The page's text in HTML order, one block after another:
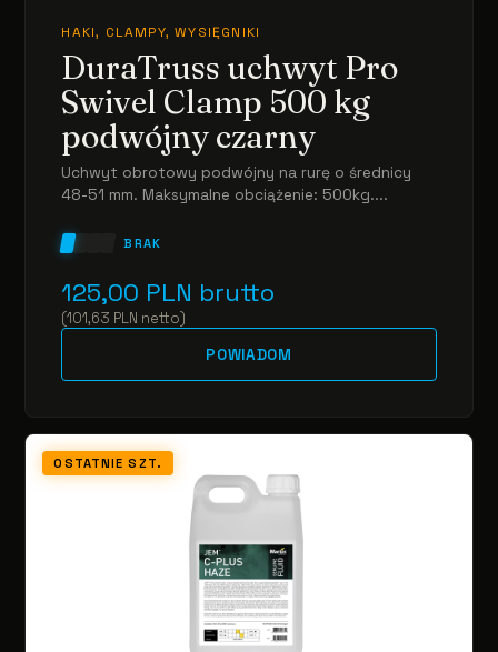
HAKI, CLAMPY, WYSIĘGNIKI
DuraTruss uchwyt Pro
Swivel Clamp 500 kg
podwójny czarny
Uchwyt obrotowy podwójny na rurę o średnicy
48-51 mm. Maksymalne obciążenie: 500kg....
BRAK
125,00 PLN brutto
(101,63 PLN netto)
POWIADOM
OSTATNIE SZT.